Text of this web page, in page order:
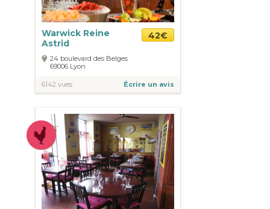
Warwick Reine
Astrid
42€
24 boulevard des Belges
69006 Lyon
6142 vues Écrire un avis